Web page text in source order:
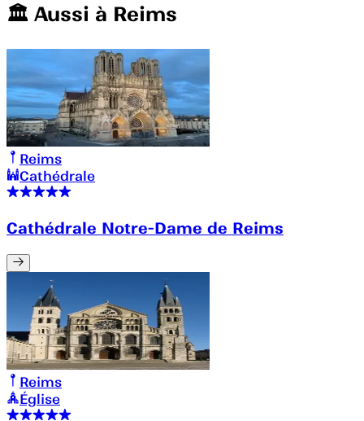
🏛️️ Aussi à Reims
Reims
Cathédrale
Cathédrale Notre-Dame de Reims
Reims
Église